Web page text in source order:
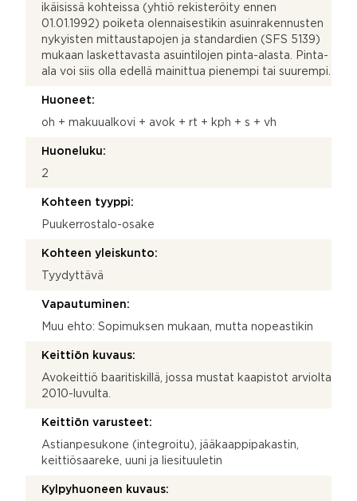
ikäisissä kohteissa (yhtiö rekisteröity ennen
01.01.1992) poiketa olennaisestikin asuinrakennusten
nykyisten mittaustapojen ja standardien (SFS 5139)
mukaan laskettavasta asuintilojen pinta-alasta. Pinta-
ala voi siis olla edellä mainittua pienempi tai suurempi.
Huoneet:
oh + makuualkovi + avok + rt + kph + s + vh
Huoneluku:
2
Kohteen tyyppi:
Puukerrostalo-osake
Kohteen yleiskunto:
Tyydyttävä
Vapautuminen:
Muu ehto: Sopimuksen mukaan, mutta nopeastikin
Keittiön kuvaus:
Avokeittiö baaritiskillä, jossa mustat kaapistot arviolta
2010-luvulta.
Keittiön varusteet:
Astianpesukone (integroitu), jääkaappipakastin,
keittiösaareke, uuni ja liesituuletin
Kylpyhuoneen kuvaus: